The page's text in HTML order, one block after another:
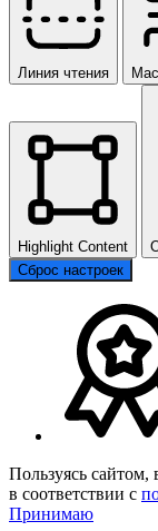
Линия чтения
Highlight Content
Сброс настроек
Пользуясь сайтом,
в соответствии с
Принимаю